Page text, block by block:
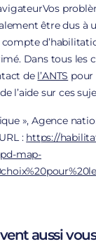
Vos
être dus à
Dans tous les
de l’ANTS pour
l’aide sur ces
», Agence
: https://
map-
aussi